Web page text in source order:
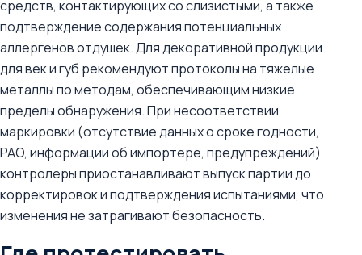
средств, контактирующих со слизистыми, а также
подтверждение содержания потенциальных
аллергенов отдушек. Для декоративной продукции
для век и губ рекомендуют протоколы на тяжелые
металлы по методам, обеспечивающим низкие
пределы обнаружения. При несоответствии
маркировки (отсутствие данных о сроке годности,
PAO, информации об импортере, предупреждений)
контролеры приостанавливают выпуск партии до
корректировок и подтверждения испытаниями, что
изменения не затрагивают безопасность.